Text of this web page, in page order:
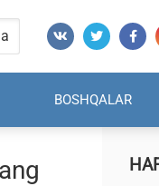
BOSHQALAR